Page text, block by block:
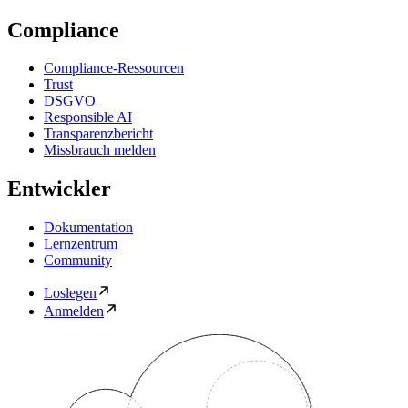
Compliance
Compliance-Ressourcen
Trust
DSGVO
Responsible AI
Transparenzbericht
Missbrauch melden
Entwickler
Dokumentation
Lernzentrum
Community
Loslegen
Anmelden